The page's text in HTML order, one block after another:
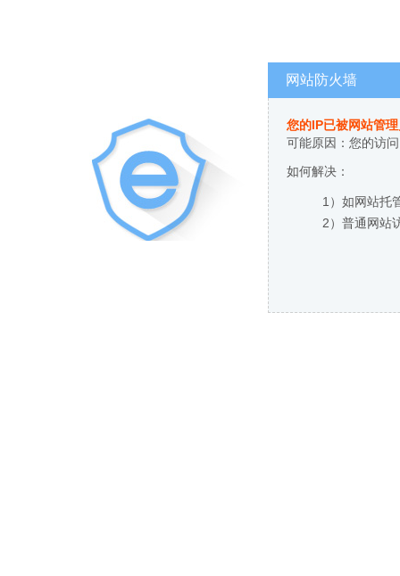
网站防火墙
您的IP已被网站管
可能原因：您的访
如何解决：
1）如网站托
2）普通网站